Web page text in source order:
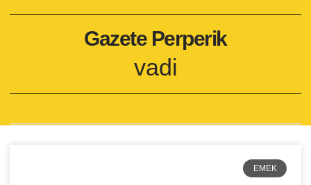
Gazete Perperik
vadi
EMEK